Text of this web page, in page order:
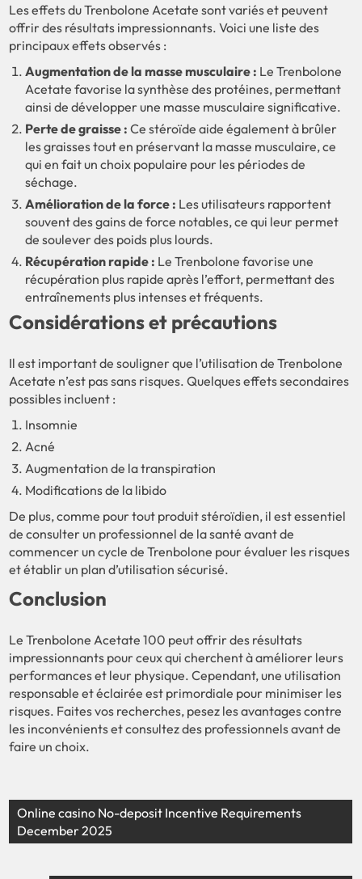
Les effets du Trenbolone Acetate sont variés et peuvent
offrir des résultats impressionnants. Voici une liste des
principaux effets observés :
Augmentation de la masse musculaire : Le Trenbolone
Acetate favorise la synthèse des protéines, permettant
ainsi de développer une masse musculaire significative.
Perte de graisse : Ce stéroïde aide également à brûler
les graisses tout en préservant la masse musculaire, ce
qui en fait un choix populaire pour les périodes de
séchage.
Amélioration de la force : Les utilisateurs rapportent
souvent des gains de force notables, ce qui leur permet
de soulever des poids plus lourds.
Récupération rapide : Le Trenbolone favorise une
récupération plus rapide après l’effort, permettant des
entraînements plus intenses et fréquents.
Considérations et précautions
Il est important de souligner que l’utilisation de Trenbolone
Acetate n’est pas sans risques. Quelques effets secondaires
possibles incluent :
Insomnie
Acné
Augmentation de la transpiration
Modifications de la libido
De plus, comme pour tout produit stéroïdien, il est essentiel
de consulter un professionnel de la santé avant de
commencer un cycle de Trenbolone pour évaluer les risques
et établir un plan d’utilisation sécurisé.
Conclusion
Le Trenbolone Acetate 100 peut offrir des résultats
impressionnants pour ceux qui cherchent à améliorer leurs
performances et leur physique. Cependant, une utilisation
responsable et éclairée est primordiale pour minimiser les
risques. Faites vos recherches, pesez les avantages contre
les inconvénients et consultez des professionnels avant de
faire un choix.
Online casino No-deposit Incentive Requirements
December 2025